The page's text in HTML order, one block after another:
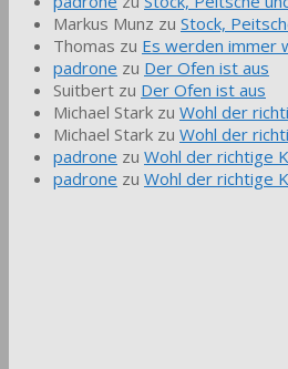
Markus Munz zu Stock,
Thomas zu Es werden immer
padrone zu Der Ofen ist aus
Suitbert zu Der Ofen ist aus
Michael Stark zu Wohl der
Michael Stark zu Wohl der
padrone zu Wohl der richtige
padrone zu Wohl der richtige